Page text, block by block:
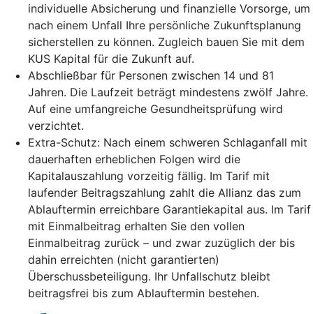
individuelle Absicherung und finanzielle Vorsorge, um
nach einem Unfall Ihre persönliche Zukunftsplanung
sicherstellen zu können. Zugleich bauen Sie mit dem
KUS Kapital für die Zukunft auf.
Abschließbar für Personen zwischen 14 und 81
Jahren. Die Laufzeit beträgt mindestens zwölf Jahre.
Auf eine umfangreiche Gesundheitsprüfung wird
verzichtet.
Extra-Schutz: Nach einem schweren Schlaganfall mit
dauerhaften erheblichen Folgen wird die
Kapitalauszahlung vorzeitig fällig. Im Tarif mit
laufender Beitragszahlung zahlt die Allianz das zum
Ablauftermin erreichbare Garantiekapital aus. Im Tarif
mit Einmalbeitrag erhalten Sie den vollen
Einmalbeitrag zurück – und zwar zuzüglich der bis
dahin erreichten (nicht garantierten)
Überschussbeteiligung. Ihr Unfallschutz bleibt
beitragsfrei bis zum Ablauftermin bestehen.